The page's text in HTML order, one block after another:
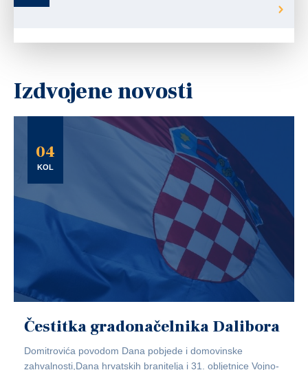
Izdvojene novosti
04
KOL
Čestitka gradonačelnika Dalibora
Domitrovića povodom Dana pobjede i domovinske
zahvalnosti,Dana hrvatskih branitelja i 31. obljetnice Vojno-